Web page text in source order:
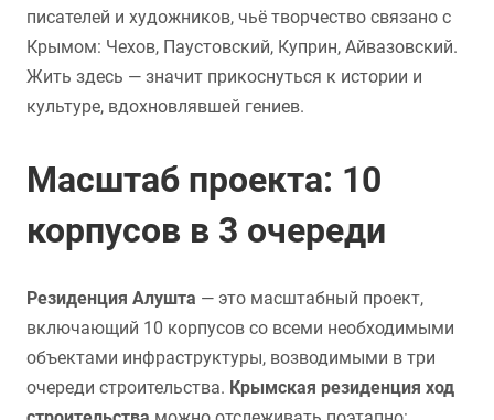
писателей и художников, чьё творчество связано с
Крымом: Чехов, Паустовский, Куприн, Айвазовский.
Жить здесь — значит прикоснуться к истории и
культуре, вдохновлявшей гениев.
Масштаб проекта: 10
корпусов в 3 очереди
Резиденция Алушта — это масштабный проект,
включающий 10 корпусов со всеми необходимыми
объектами инфраструктуры, возводимыми в три
очереди строительства. Крымская резиденция ход